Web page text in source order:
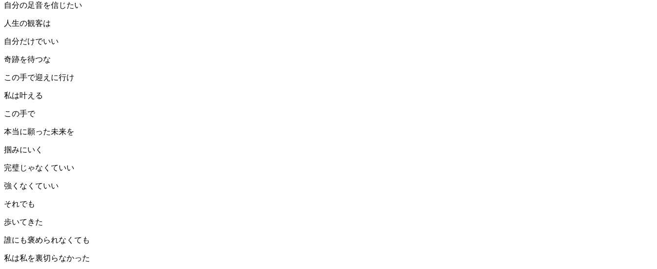
自分の足音を信じたい
人生の観客は
自分だけでいい
奇跡を待つな
この手で迎えに行け
私は叶える
この手で
本当に願った未来を
掴みにいく
完璧じゃなくていい
強くなくていい
それでも
歩いてきた
誰にも褒められなくても
私は私を裏切らなかった